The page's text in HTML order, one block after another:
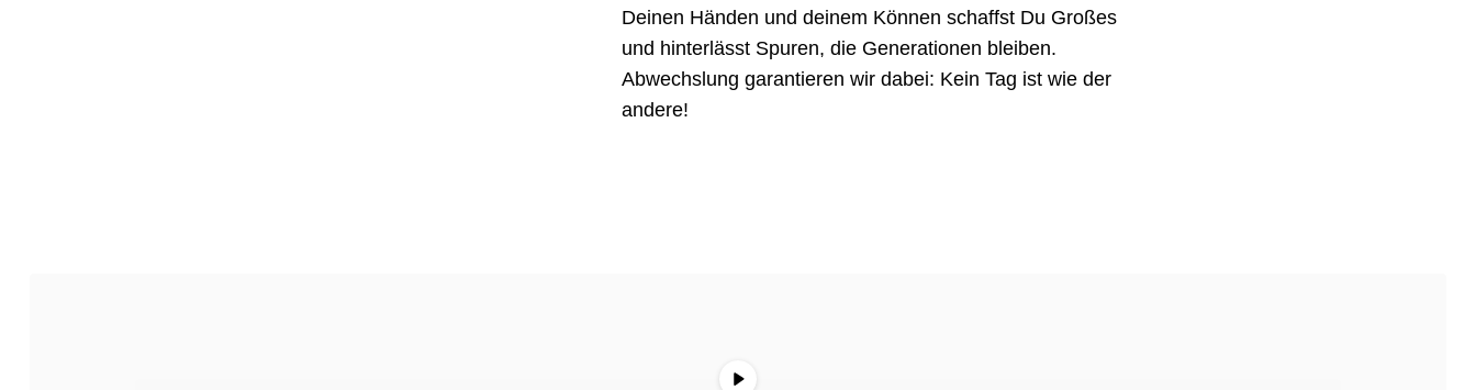
Deinen Händen und deinem Können schaffst Du Großes
und hinterlässt Spuren, die Generationen bleiben.
Abwechslung garantieren wir dabei: Kein Tag ist wie der
andere!